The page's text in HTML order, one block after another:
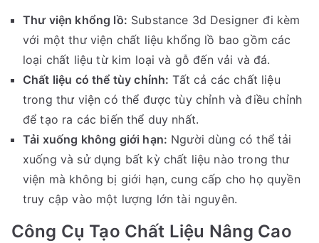
Thư viện khổng lồ: Substance 3d Designer đi kèm
với một thư viện chất liệu khổng lồ bao gồm các
loại chất liệu từ kim loại và gỗ đến vải và đá.
Chất liệu có thể tùy chỉnh: Tất cả các chất liệu
trong thư viện có thể được tùy chỉnh và điều chỉnh
để tạo ra các biến thể duy nhất.
Tải xuống không giới hạn: Người dùng có thể tải
xuống và sử dụng bất kỳ chất liệu nào trong thư
viện mà không bị giới hạn, cung cấp cho họ quyền
truy cập vào một lượng lớn tài nguyên.
Công Cụ Tạo Chất Liệu Nâng Cao